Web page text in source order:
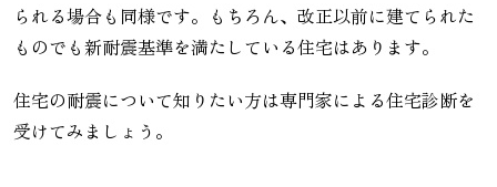
られる場合も同様です。もちろん、改正以前に建てられた
ものでも新耐震基準を満たしている住宅はあります。
住宅の耐震について知りたい方は専門家による住宅診断を
受けてみましょう。